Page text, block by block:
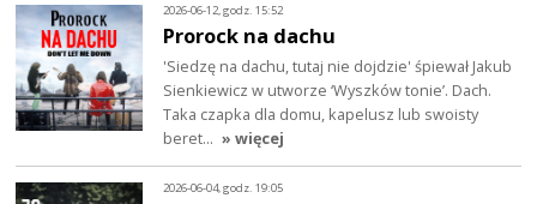
2026-06-12, godz. 15:52
Prorock na dachu
'Siedzę na dachu, tutaj nie dojdzie' śpiewał Jakub
Sienkiewicz w utworze ‘Wyszków tonie’. Dach.
Taka czapka dla domu, kapelusz lub swoisty
beret… » więcej
2026-06-04, godz. 19:05